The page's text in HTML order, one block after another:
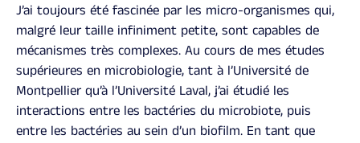
J’ai toujours été fascinée par les micro-organismes qui,
malgré leur taille infiniment petite, sont capables de
mécanismes très complexes. Au cours de mes études
supérieures en microbiologie, tant à l’Université de
Montpellier qu’à l’Université Laval, j’ai étudié les
interactions entre les bactéries du microbiote, puis
entre les bactéries au sein d’un biofilm. En tant que